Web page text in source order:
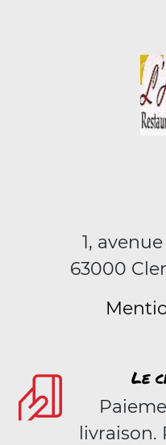
1,
63000
Le